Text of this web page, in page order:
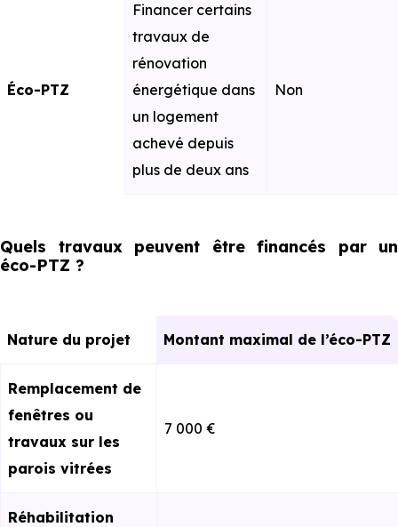
Éco-PTZ
Financer certains
travaux de
rénovation
énergétique dans
un logement
achevé depuis
plus de deux ans
Non
Quels travaux peuvent être financés par un
éco-PTZ ?
Nature du projet Montant maximal de l’éco-PTZ
Remplacement de
fenêtres ou
travaux sur les
parois vitrées
7 000 €
Réhabilitation